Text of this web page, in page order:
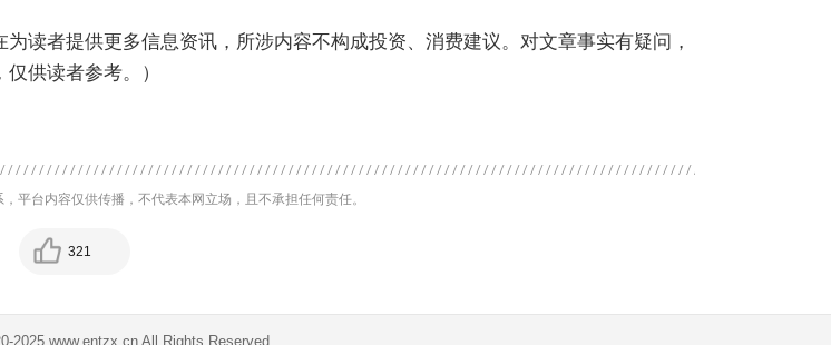
读者提供更多信息资讯，所涉内容不构成投资、消费建议。对文章事实有疑问，
供读者参考。）
平台内容仅供传播，不代表本网立场，且不承担任何责任。
321
2025 www.entzx.cn All Rights Reserved.